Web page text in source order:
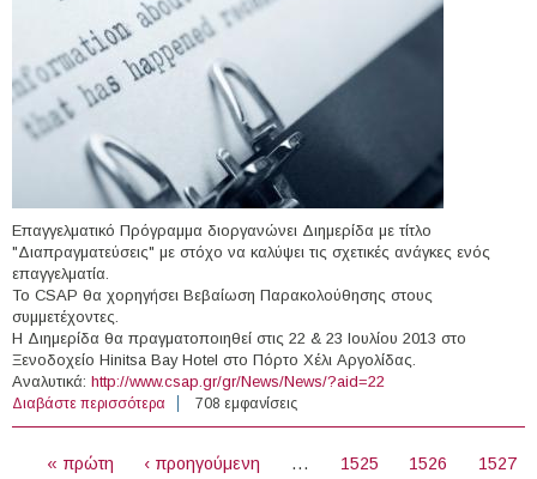
Επαγγελματικό Πρόγραμμα διοργανώνει Διημερίδα με τίτλο
"Διαπραγματεύσεις" με στόχο να καλύψει τις σχετικές ανάγκες ενός
επαγγελματία.
Το CSAP θα χορηγήσει Βεβαίωση Παρακολούθησης στους
συμμετέχοντες.
Η Διημερίδα θα πραγματοποιηθεί στις 22 & 23 Ιουλίου 2013 στο
Ξενοδοχείο Hinitsa Bay Hotel στο Πόρτο Χέλι Αργολίδας.
Αναλυτικά: http://www.csap.gr/gr/News/News/?aid=22
Διαβάστε περισσότερα για 22-23/7/2013 - Διημερίδα με τίτλο
"Διαπραγματεύσεις" (Πόρτο Χέλι)
708 εμφανίσεις
« πρώτη ‹ προηγούμενη … 1525 1526
1527